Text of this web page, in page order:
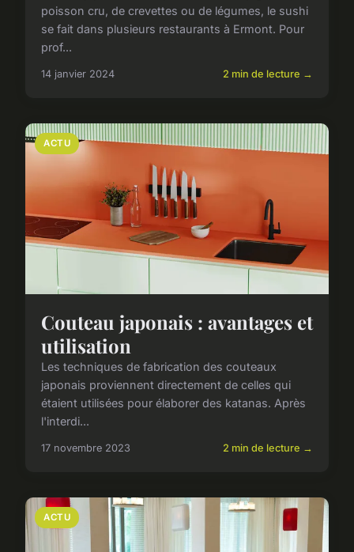
poisson cru, de crevettes ou de légumes, le sushi
se fait dans plusieurs restaurants à Ermont. Pour
prof...
14 janvier 2024 2 min de lecture →
ACTU
Couteau japonais : avantages et
utilisation
Les techniques de fabrication des couteaux
japonais proviennent directement de celles qui
étaient utilisées pour élaborer des katanas. Après
l'interdi...
17 novembre 2023 2 min de lecture →
ACTU